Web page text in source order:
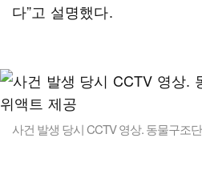
다”고 설명했다.
사건 발생 당시 CCTV 영상. 동물구조